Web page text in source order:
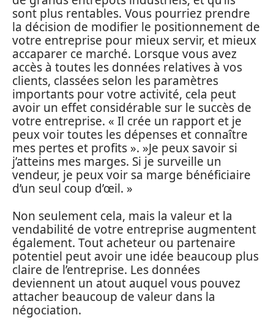
sont plus rentables. Vous pourriez prendre
la décision de modifier le positionnement de
votre entreprise pour mieux servir, et mieux
accaparer ce marché. Lorsque vous avez
accès à toutes les données relatives à vos
clients, classées selon les paramètres
importants pour votre activité, cela peut
avoir un effet considérable sur le succès de
votre entreprise. « Il crée un rapport et je
peux voir toutes les dépenses et connaître
mes pertes et profits ». »Je peux savoir si
j’atteins mes marges. Si je surveille un
vendeur, je peux voir sa marge bénéficiaire
d’un seul coup d’œil. »
Non seulement cela, mais la valeur et la
vendabilité de votre entreprise augmentent
également. Tout acheteur ou partenaire
potentiel peut avoir une idée beaucoup plus
claire de l’entreprise. Les données
deviennent un atout auquel vous pouvez
attacher beaucoup de valeur dans la
négociation.